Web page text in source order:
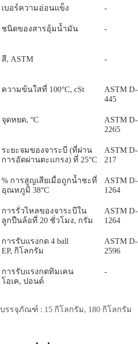
เบอร์ความอ่อนแข็ง -
ชนิดของสารอุ้มน้ำมัน -
สี, ASTM -
ความข้นใสที่ 100°C, cSt
ASTM D-
445
จุดหยด, °C
ASTM D-
2265
ระยะจมของจาระบี (ที่ผ่าน
การอัดผ่านตะแกรง) ที่ 25°C
ASTM D-
217
% การสูญเสียเมื่อถูกน้ำชะที่
อุณหภูมิ 38°C
ASTM D-
1264
การรั่วไหลของจาระบีใน
ลูกปืนล้อที่ 20 ชั่วโมง, กรัม
ASTM D-
1264
การรับแรงกด 4 ball
EP, กิโลกรัม
ASTM D-
2596
การรับแรงกดทิมเคน
โอเค, ปอนด์
-
บรรจุภัณฑ์ : 15 กิโลกรัม, 180 กิโลกรัม